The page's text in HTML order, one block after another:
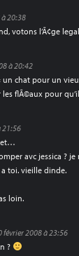
à 20:38
votons l’Ã¢ge
à 20:42
un chat pour un
flÃ©aux pour
21:56
et…
avc jessica ? je
toi. vieille dinde.
loin.
février 2008 à 23:56
?